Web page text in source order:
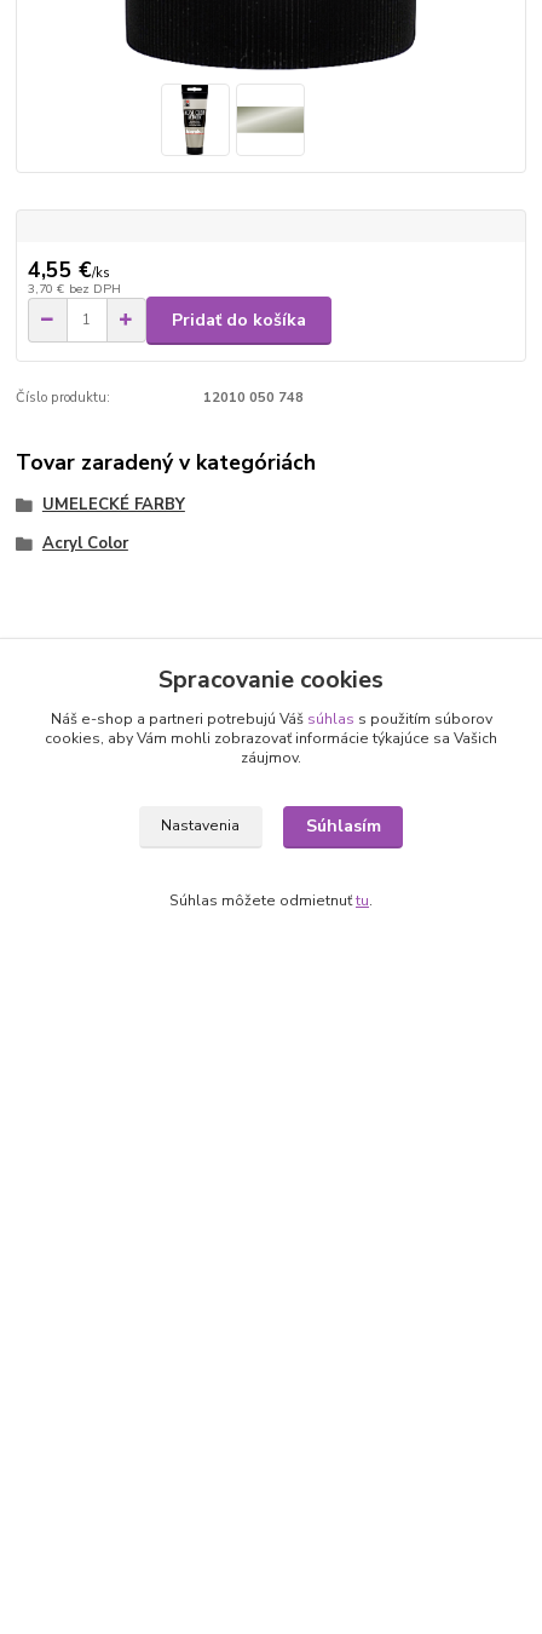
4,55 €/ks
3,70 € bez DPH
Pridať do košíka
Číslo produktu: 12010 050 748
Tovar zaradený v kategóriách
UMELECKÉ FARBY
Acryl Color
Nepremeškajte novinky, akcie a
zľavy!
Prihlásiť sa
Môžete sa kedykoľvek odhlásiť. Zasielame raz za 14 dní.
Spracovanie cookies
Náš e-shop a partneri potrebujú Váš súhlas s použitím súborov
cookies, aby Vám mohli zobrazovať informácie týkajúce sa Vašich
záujmov.
Nastavenia Súhlasím
Súhlas môžete odmietnuťtu.